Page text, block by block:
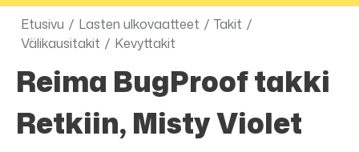
Etusivu / Lasten ulkovaatteet / Takit /
Välikausitakit / Kevyttakit
Reima BugProof takki
Retkiin, Misty Violet